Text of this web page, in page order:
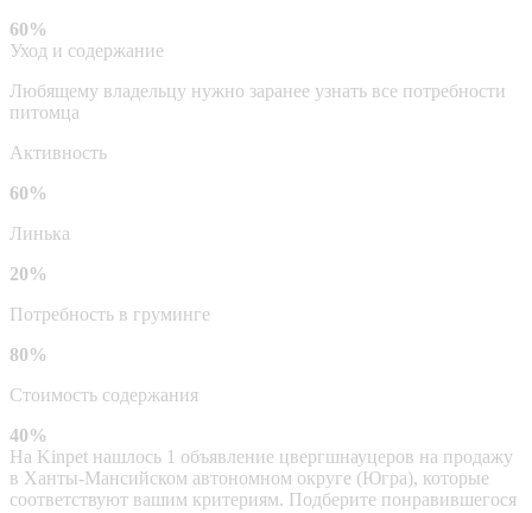
60%
Уход и содержание
Любящему владельцу нужно заранее узнать все потребности
питомца
Активность
60%
Линька
20%
Потребность в груминге
80%
Стоимость содержания
40%
На Kinpet нашлось 1 объявление цвергшнауцеров на продажу
в Ханты-Мансийском автономном округе (Югра), которые
соответствуют вашим критериям. Подберите понравившегося